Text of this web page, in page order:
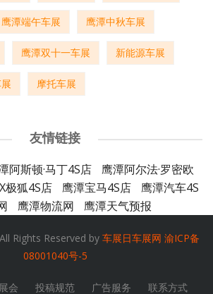
鹰潭端午车展 鹰潭中秋车展
鹰潭双十一车展 新能源车展
摩托车展
友情链接
阿斯顿·马丁4S店
鹰潭阿尔法·罗密欧
极狐4S店 鹰潭宝马4S店
鹰潭汽车4S
鹰潭物流网 鹰潭天气预报
Rights Reserved by 车展日车展网 渝ICP备
08001040号-5
会 投稿规范 广告服务 联系方式